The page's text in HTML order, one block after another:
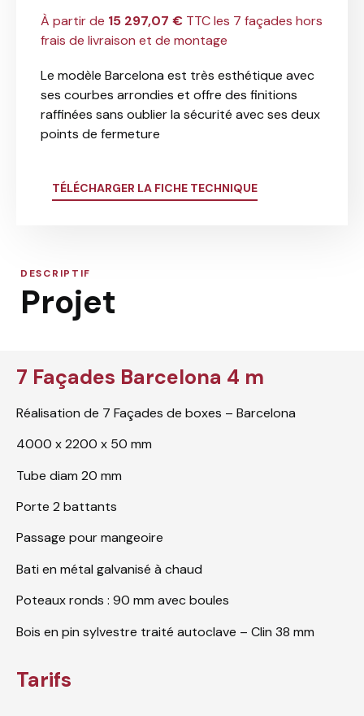
À partir de 15 297,07 € TTC les 7 façades hors
frais de livraison et de montage
Le modèle Barcelona est très esthétique avec
ses courbes arrondies et offre des finitions
raffinées sans oublier la sécurité avec ses deux
points de fermeture
TÉLÉCHARGER LA FICHE TECHNIQUE
DESCRIPTIF
Projet
7 Façades Barcelona 4 m
Réalisation de 7 Façades de boxes – Barcelona
4000 x 2200 x 50 mm
Tube diam 20 mm
Porte 2 battants
Passage pour mangeoire
Bati en métal galvanisé à chaud
Poteaux ronds : 90 mm avec boules
Bois en pin sylvestre traité autoclave – Clin 38 mm
Tarifs